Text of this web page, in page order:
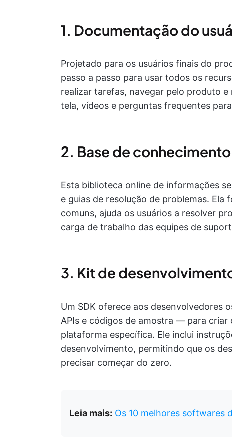
1. Documentação do
Projetado para os usuários finais do
passo a passo para usar todos os
realizar tarefas, navegar pelo produto
tela, vídeos e perguntas frequentes
2. Base de conhecimento
Esta biblioteca online de informações
e guias de resolução de problemas.
comuns, ajuda os usuários a resolver
carga de trabalho das equipes de
3. Kit de
Um SDK oferece aos
APIs e códigos de amostra — para
plataforma específica. Ele inclui
desenvolvimento, permitindo que os
precisar começar do zero.
Leia mais: Os 10 melhores softwares